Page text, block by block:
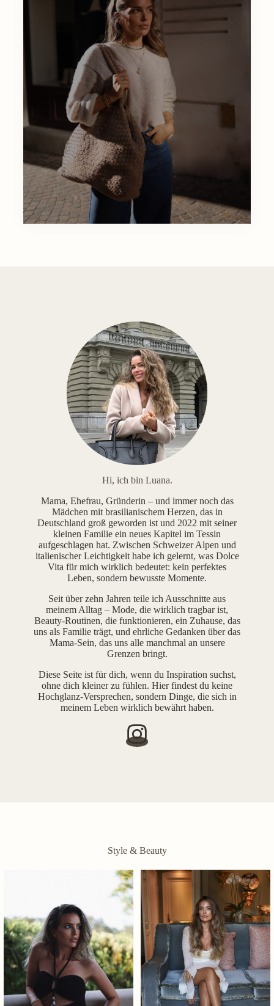
Hi, ich bin Luana.
Mama, Ehefrau, Gründerin – und immer noch das
Mädchen mit brasilianischem Herzen, das in
Deutschland groß geworden ist und 2022 mit seiner
kleinen Familie ein neues Kapitel im Tessin
aufgeschlagen hat. Zwischen Schweizer Alpen und
italienischer Leichtigkeit habe ich gelernt, was Dolce
Vita für mich wirklich bedeutet: kein perfektes
Leben, sondern bewusste Momente.
Seit über zehn Jahren teile ich Ausschnitte aus
meinem Alltag – Mode, die wirklich tragbar ist,
Beauty-Routinen, die funktionieren, ein Zuhause, das
uns als Familie trägt, und ehrliche Gedanken über das
Mama-Sein, das uns alle manchmal an unsere
Grenzen bringt.
Diese Seite ist für dich, wenn du Inspiration suchst,
ohne dich kleiner zu fühlen. Hier findest du keine
Hochglanz-Versprechen, sondern Dinge, die sich in
meinem Leben wirklich bewährt haben.
Style & Beauty